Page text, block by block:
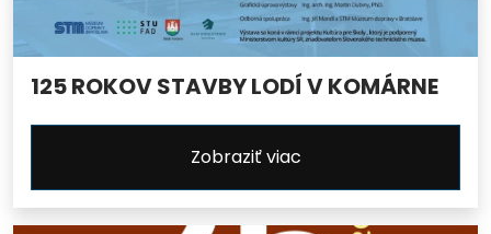
125 ROKOV STAVBY LODÍ V KOMÁRNE
Zobraziť viac